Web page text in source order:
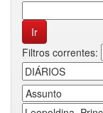
Filtros correntes: